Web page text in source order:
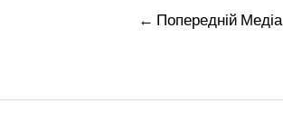
Навігація
← Попередній Медіа